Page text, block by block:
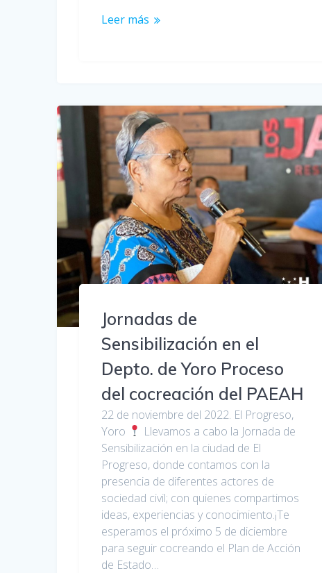
Leer más
Jornadas de
Sensibilización en el
Depto. de Yoro Proceso
del cocreación del PAEAH
22 de noviembre del 2022. El Progreso,
Yoro
Llevamos a cabo la Jornada de
Sensibilización en la ciudad de El
Progreso, donde contamos con la
presencia de diferentes actores de
sociedad civil; con quienes compartimos
ideas, experiencias y conocimiento.¡Te
esperamos el próximo 5 de diciembre
para seguir cocreando el Plan de Acción
de Estado…